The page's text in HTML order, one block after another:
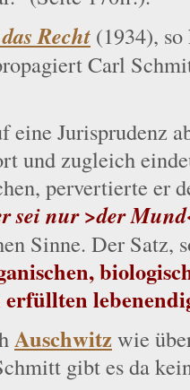
Recht (1934),
Carl
eine Jurisprudenz
und zugleich
pervertierte er
sei nur >der
Sinne. Der Satz,
Auschwitzwie
gibt es da